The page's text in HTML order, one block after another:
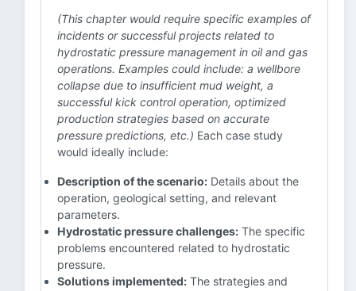
(This chapter would require specific examples of
incidents or successful projects related to
hydrostatic pressure management in oil and gas
operations. Examples could include: a wellbore
collapse due to insufficient mud weight, a
successful kick control operation, optimized
production strategies based on accurate
pressure predictions, etc.) Each case study
would ideally include:
Description of the scenario: Details about the
operation, geological setting, and relevant
parameters.
Hydrostatic pressure challenges: The specific
problems encountered related to hydrostatic
pressure.
Solutions implemented: The strategies and